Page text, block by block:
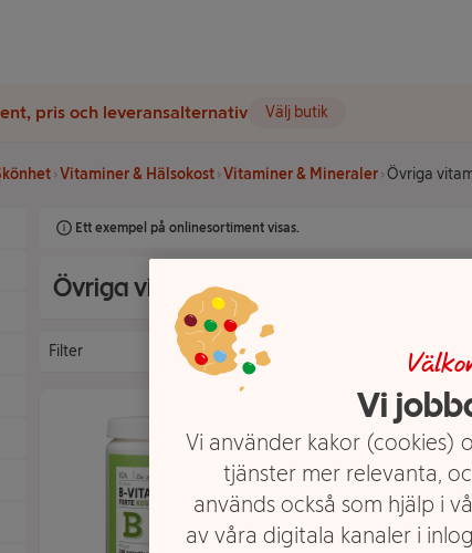
pris och leveransalternativ Välj butik
Vitaminer & Hälsokost Vitaminer & Mineraler Övriga
Ett exempel på onlinesortiment visas.
Övriga vitaminer & Mineraler
Filter
Vi
Vi använder kakor (cookies)
tjänster mer relevanta,
används också som hjälp i
av våra digitala kanaler i